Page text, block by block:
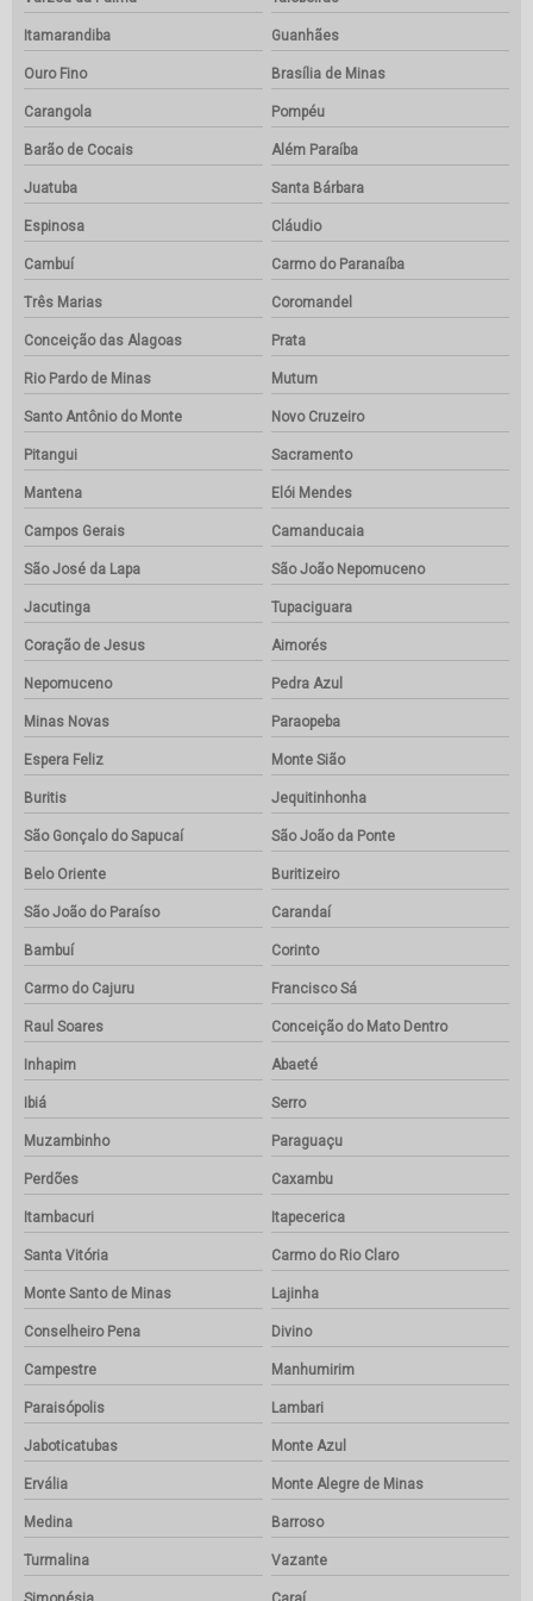
Itamarandiba Guanhães
Ouro Fino Brasília de Minas
Carangola Pompéu
Barão de Cocais Além Paraíba
Juatuba Santa Bárbara
Espinosa Cláudio
Cambuí Carmo do Paranaíba
Três Marias Coromandel
Conceição das Alagoas Prata
Rio Pardo de Minas Mutum
Santo Antônio do Monte Novo Cruzeiro
Pitangui Sacramento
Mantena Elói Mendes
Campos Gerais Camanducaia
São José da Lapa São João Nepomuceno
Jacutinga Tupaciguara
Coração de Jesus Aimorés
Nepomuceno Pedra Azul
Minas Novas Paraopeba
Espera Feliz Monte Sião
Buritis Jequitinhonha
São Gonçalo do Sapucaí São João da Ponte
Belo Oriente Buritizeiro
São João do Paraíso Carandaí
Bambuí Corinto
Carmo do Cajuru Francisco Sá
Raul Soares Conceição do Mato Dentro
Inhapim Abaeté
Ibiá Serro
Muzambinho Paraguaçu
Perdões Caxambu
Itambacuri Itapecerica
Santa Vitória Carmo do Rio Claro
Monte Santo de Minas Lajinha
Conselheiro Pena Divino
Campestre Manhumirim
Paraisópolis Lambari
Jaboticatubas Monte Azul
Ervália Monte Alegre de Minas
Medina Barroso
Turmalina Vazante